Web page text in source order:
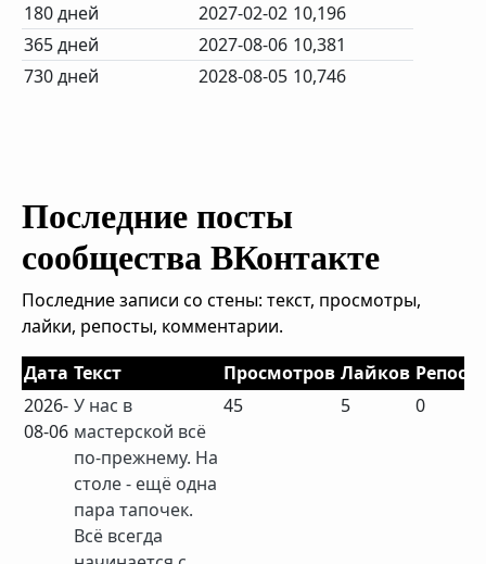
180 дней
2027-02-02 10,196
365 дней
2027-08-06 10,381
730 дней
2028-08-05 10,746
Последние посты
сообщества ВКонтакте
Последние записи со стены: текст, просмотры,
лайки, репосты, комментарии.
Дата Текст Просмотров Лайков
2026-
08-06
У нас в
мастерской всё
по-прежнему. На
столе - ещё одна
пара тапочек.
Всё всегда
45 5 0